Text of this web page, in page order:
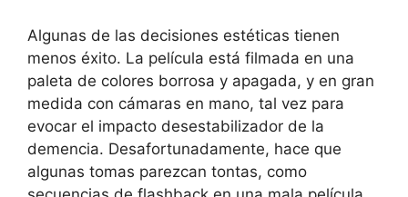
Algunas de las decisiones estéticas tienen
menos éxito. La película está filmada en una
paleta de colores borrosa y apagada, y en gran
medida con cámaras en mano, tal vez para
evocar el impacto desestabilizador de la
demencia. Desafortunadamente, hace que
algunas tomas parezcan tontas, como